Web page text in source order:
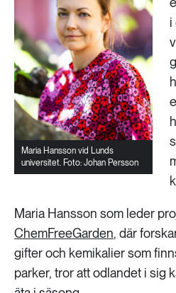
Maria Hansson vid Lunds
universitet. Foto: Johan Persson
i
Maria Hansson som leder
ChemFreeGarden, där
gifter och kemikalier som
parker, tror att odlandet i sig